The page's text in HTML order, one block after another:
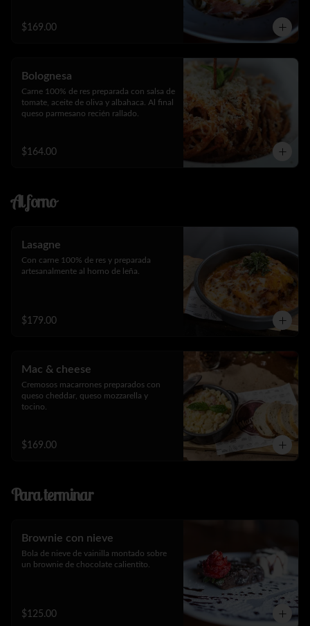
$169.00
Bolognesa
Carne 100% de res preparada con salsa de
tomate, aceite de oliva y albahaca. Al final
queso parmesano recién rallado.
$164.00
Al forno
Lasagne
Con carne 100% de res y preparada
artesanalmente al horno de leña.
$179.00
Mac & cheese
Cremosos macarrones preparados con
queso cheddar, queso mozzarella y
tocino.
$169.00
Para terminar
Brownie con nieve
Bola de nieve de vainilla montado sobre
un brownie de chocolate calientito.
$125.00